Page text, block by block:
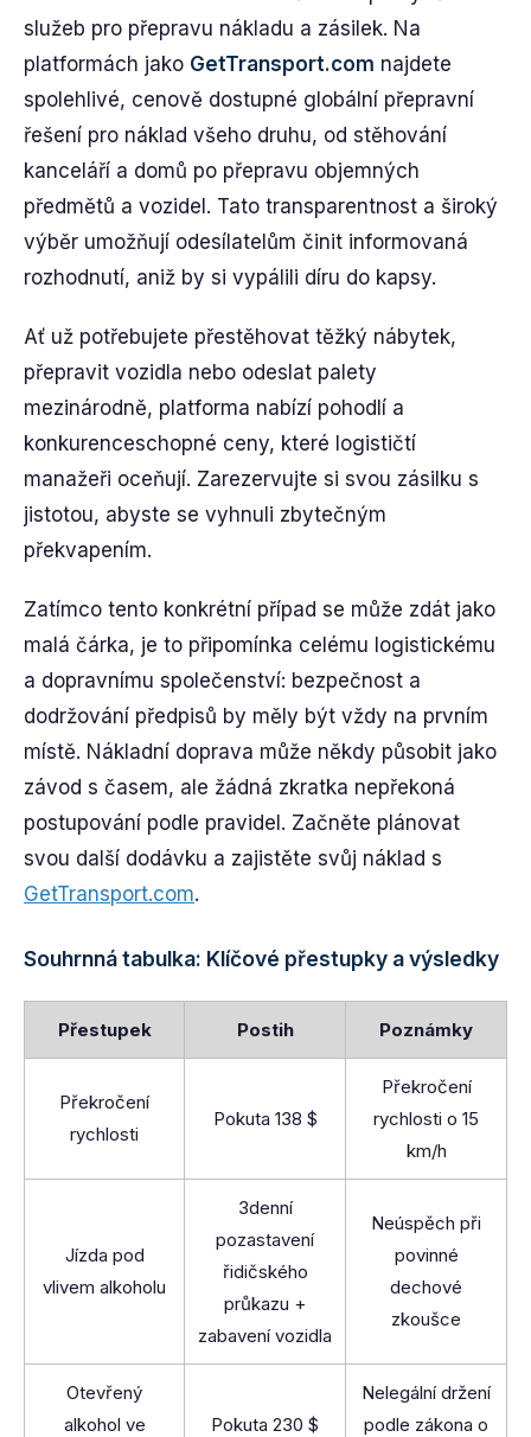
služeb pro přepravu nákladu a zásilek. Na
platformách jako GetTransport.com najdete
spolehlivé, cenově dostupné globální přepravní
řešení pro náklad všeho druhu, od stěhování
kanceláří a domů po přepravu objemných
předmětů a vozidel. Tato transparentnost a široký
výběr umožňují odesílatelům činit informovaná
rozhodnutí, aniž by si vypálili díru do kapsy.
Ať už potřebujete přestěhovat těžký nábytek,
přepravit vozidla nebo odeslat palety
mezinárodně, platforma nabízí pohodlí a
konkurenceschopné ceny, které logističtí
manažeři oceňují. Zarezervujte si svou zásilku s
jistotou, abyste se vyhnuli zbytečným
překvapením.
Zatímco tento konkrétní případ se může zdát jako
malá čárka, je to připomínka celému logistickému
a dopravnímu společenství: bezpečnost a
dodržování předpisů by měly být vždy na prvním
místě. Nákladní doprava může někdy působit jako
závod s časem, ale žádná zkratka nepřekoná
postupování podle pravidel. Začněte plánovat
svou další dodávku a zajistěte svůj náklad s
GetTransport.com.
Souhrnná tabulka: Klíčové přestupky a výsledky
Přestupek Postih Poznámky
Překročení
rychlosti
Pokuta 138 $
Překročení
rychlosti o 15
km/h
Jízda pod
vlivem alkoholu
3denní
pozastavení
řidičského
průkazu +
zabavení vozidla
Neúspěch při
povinné
dechové
zkoušce
Otevřený
alkohol ve
Pokuta 230 $
Nelegální držení
podle zákona o